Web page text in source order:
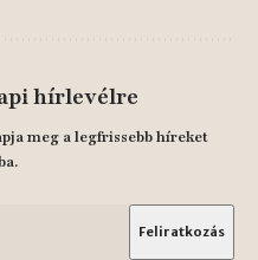
hírlevélre
meg a legfrissebb híreket